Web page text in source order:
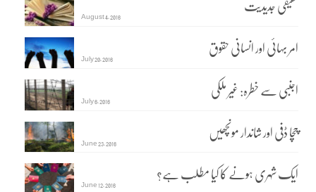
حقیقی جدیدیت
August 4, 2016
امر بہائی اور انسانی حقوق
July 20, 2016
اجنبی سے خطرہ: غیر ملکی
July 6, 2016
چچا ڈفی اور شاندار مونچھیں
June 23, 2016
ایک شہری ہونے کا کیا مطلب ہے؟
June 12, 2016